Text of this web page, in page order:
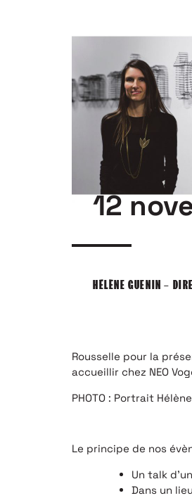
12
HÉLÈNE GUENIN –
Rousselle pour la
accueillir chez NEO
PHOTO : Portrait
Le principe de nos
Un talk
Dans un